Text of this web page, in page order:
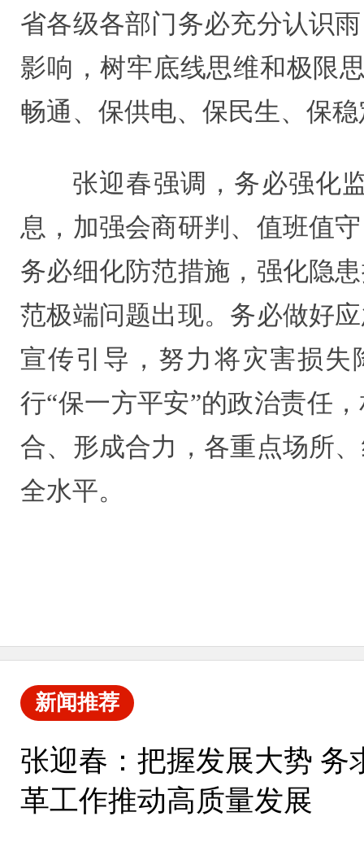
省各级各部门务必充分认识
影响，树牢底线思维和极限
畅通、保供电、保民生、保
张迎春强调，务必强化
息，加强会商研判、值班值
务必细化防范措施，强化隐
范极端问题出现。务必做好
宣传引导，努力将灾害损
行“保一方平安”的政治责任
合、形成合力，各重点场所
全水平。
新闻推荐
张迎春：把握发展大势 务
革工作推动高质量发展